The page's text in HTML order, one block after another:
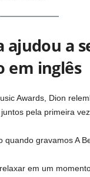
ajudou a
em inglês
Awards, Dion
pela primeira vez.
gravamos A
em um